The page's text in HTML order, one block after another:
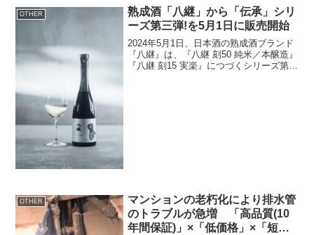
るキッチン」が2024年6月14日に1周年を
迎え...
OTHER
熟成酒「八継」から「伝承」シリ
ーズ第三弾!を5月1日に販売開始
2024年5月1日、日本酒の熟成酒ブランド
『八継』は、『八継 刻50 純米／本醸造』
『八継 刻15 実楽』につづくシリーズ第三
OTHER
マンションの老朽化により排水管
のトラブルが急増 「高品質(10
年間保証)」×「低価格」×「短工